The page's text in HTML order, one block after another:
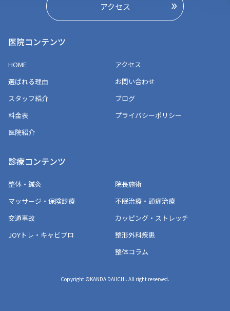
アクセス
医院コンテンツ
HOME
選ばれる理由
スタッフ紹介
料金表
医院紹介
アクセス
お問い合わせ
ブログ
プライバシーポリシー
診療コンテンツ
整体・鍼灸
マッサージ・保険診療
交通事故
JOYトレ・キャビプロ
院長施術
不眠治療・頭痛治療
カッピング・ストレッチ
整形外科疾患
整体コラム
Copyright ©KANDA DAIICHI. All right reserved.